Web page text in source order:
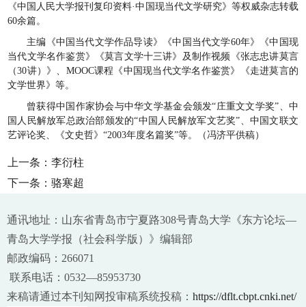
《中国人民大学报刊复印资料·中国现当代文学研究》等权威杂志转载
60余篇。
主编《中国当代文学作品导读》《中国当代文学60年》《中国现
当代文学名作鉴赏》《莫言文学十三讲》及制作视频《张志忠讲莫言
（30讲）》、MOOC课程《中国现当代文学名作鉴赏》《走进莫言的
文学世界》等。
曾获得中国作家协会与中华文学基金会颁发“庄重文文学奖”、中
国人民解放军总政治部颁发的“中国人民解放军文艺奖”、中国文联文
艺评论奖、《文史哲》“2003年度名篇奖”等。（冯济平供稿）
上一条：李衍柱
下一条：骆寒超
通讯地址：山东省青岛市宁夏路308号青岛大学《东方论坛—
青岛大学学报（社会科学版）》编辑部
邮政编码：266071
联系电话：0532—85953730
来稿请通过本刊知网投审稿系统投稿： https://dflt.cbpt.cnki.net/